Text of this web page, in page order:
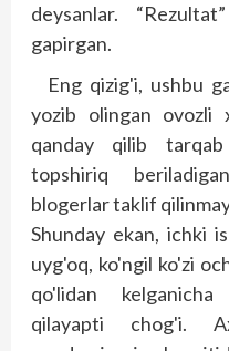
deysanlar.
gapirgan.
Eng qizig'i, ushbu
yozib olingan ovozli
qanday qilib
topshiriq
blogerlar taklif
Shunday ekan, ichki
uyg'oq, ko'ngil ko'zi
qo'lidan
qilayapti chog'i.